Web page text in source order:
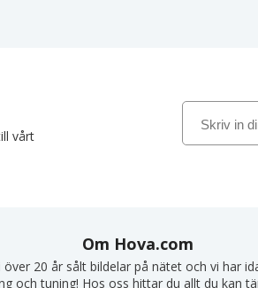
vårt
Om Hova.com
över 20 år sålt bildelar på nätet och vi har
och tuning! Hos oss hittar du allt du kan